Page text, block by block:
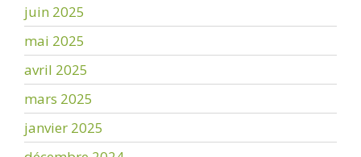
juin 2025
mai 2025
avril 2025
mars 2025
janvier 2025